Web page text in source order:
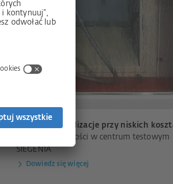
Testy i optymalizacje przy niskich
Badanie szczelności w centrum testowym
SIEGENIA
Dowiedz się więcej